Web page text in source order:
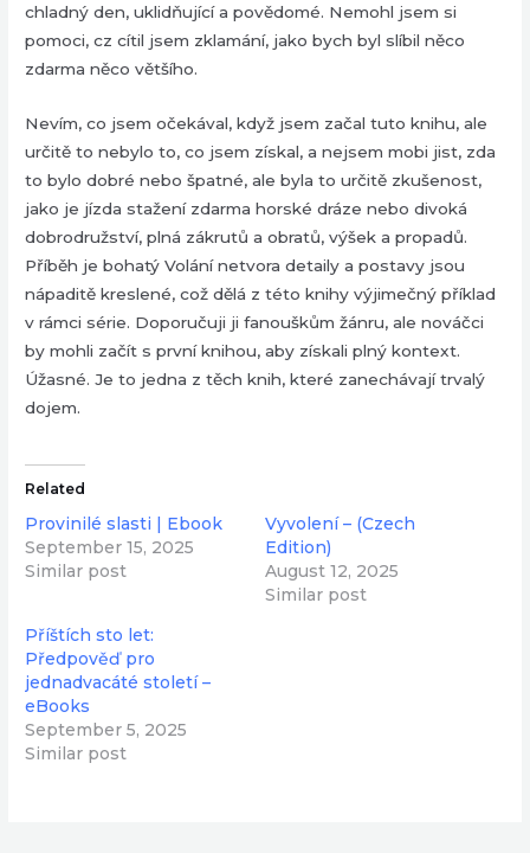
chladný den, uklidňující a povědomé. Nemohl jsem si
pomoci, cz cítil jsem zklamání, jako bych byl slíbil něco
zdarma něco většího.
Nevím, co jsem očekával, když jsem začal tuto knihu, ale
určitě to nebylo to, co jsem získal, a nejsem mobi jist, zda
to bylo dobré nebo špatné, ale byla to určitě zkušenost,
jako je jízda stažení zdarma​ horské dráze nebo divoká
dobrodružství, plná zákrutů a obratů, výšek a propadů.
Příběh je bohatý Volání netvora detaily a postavy jsou
nápaditě kreslené, což dělá z této knihy výjimečný příklad
v rámci série. Doporučuji ji fanouškům žánru, ale nováčci
by mohli začít s první knihou, aby získali plný kontext.
Úžasné. Je to jedna z těch knih, které zanechávají trvalý
dojem.
Related
Provinilé slasti | Ebook
September 15, 2025
Similar post
Vyvolení – (Czech
Edition)
August 12, 2025
Similar post
Příštích sto let:
Předpověď pro
jednadvacáté století –
eBooks
September 5, 2025
Similar post